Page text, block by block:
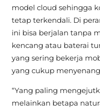
model cloud sehingga
tetap terkendali. Di
ini bisa berjalan tanpa
kencang atau baterai
yang sering bekerja
yang cukup
“Yang paling
melainkan betapa